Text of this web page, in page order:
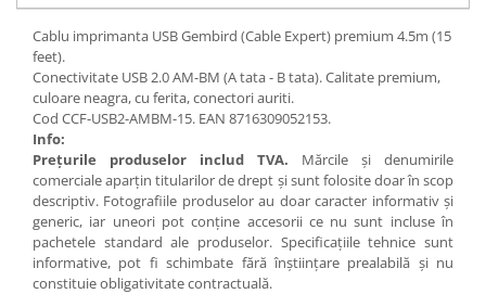
Cablu imprimanta USB Gembird (Cable Expert) premium 4.5m (15
feet).
Conectivitate USB 2.0 AM-BM (A tata - B tata). Calitate premium,
culoare neagra, cu ferita, conectori auriti.
Cod CCF-USB2-AMBM-15. EAN 8716309052153.
Info:
Preţurile produselor includ TVA. Mărcile şi denumirile
comerciale aparţin titularilor de drept şi sunt folosite doar în scop
descriptiv. Fotografiile produselor au doar caracter informativ şi
generic, iar uneori pot conţine accesorii ce nu sunt incluse în
pachetele standard ale produselor. Specificaţiile tehnice sunt
informative, pot fi schimbate fără înştiinţare prealabilă şi nu
constituie obligativitate contractuală.